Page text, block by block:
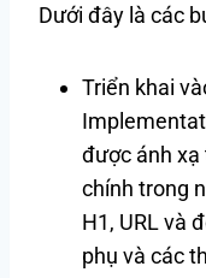
Dưới đây là các
Triển khai
được ánh xạ
chính trong
H1, URL và
phụ và các